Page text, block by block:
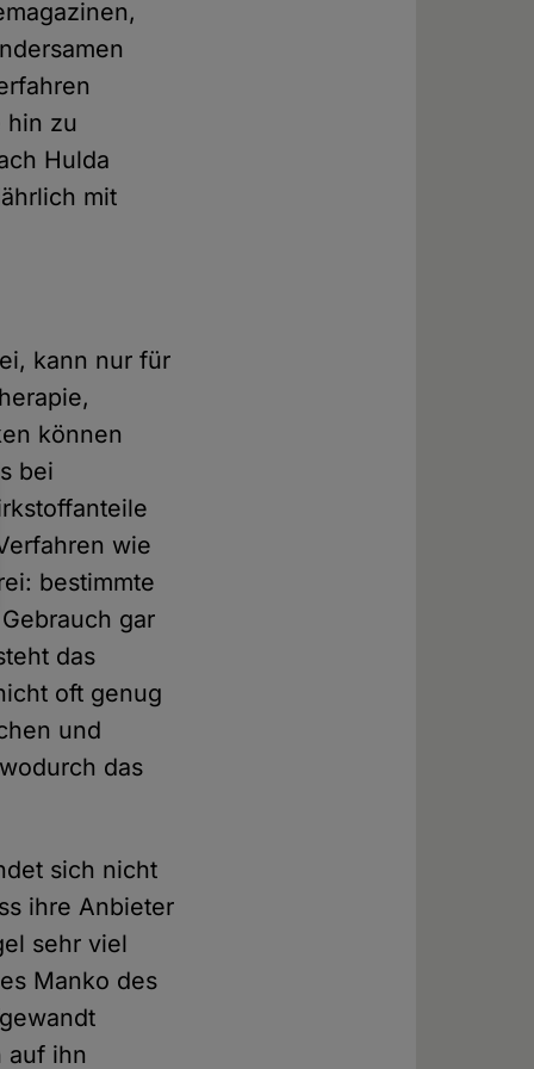
hin zu
Hulda
mit
kann nur für
können
bei
wie
bestimmte
gar
das
oft genug
und
das
sich nicht
ihre Anbieter
sehr viel
Manko des
auf ihn